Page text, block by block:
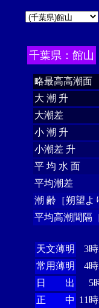
千葉県：館山
略最高高潮面
大 潮 升
大潮差
小 潮 升
小潮差 升
平 均 水 面
平均潮差
潮 齢［朔望よ
平均高潮間隔
天文薄明
3
常用薄明
4
日 出
5
正 中 11